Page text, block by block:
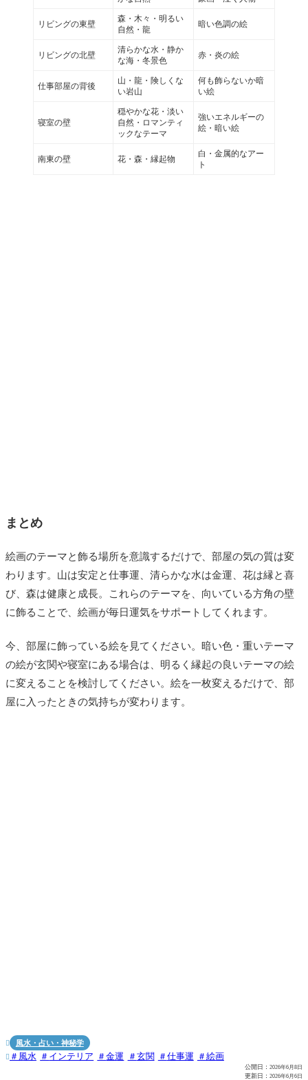
リビングの東壁
森・木々・明るい
自然・龍
暗い色調の絵
リビングの北壁
清らかな水・静か
な海・冬景色
赤・炎の絵
仕事部屋の背後
山・龍・険しくな
い岩山
何も飾らないか暗
い絵
寝室の壁
穏やかな花・淡い
自然・ロマンティ
ックなテーマ
強いエネルギーの
絵・暗い絵
南東の壁 花・森・縁起物
白・金属的なアー
ト
まとめ
絵画のテーマと飾る場所を意識するだけで、部屋の気の質は変
わります。山は安定と仕事運、清らかな水は金運、花は縁と喜
び、森は健康と成長。これらのテーマを、向いている方角の壁
に飾ることで、絵画が毎日運気をサポートしてくれます。
今、部屋に飾っている絵を見てください。暗い色・重いテーマ
の絵が玄関や寝室にある場合は、明るく縁起の良いテーマの絵
に変えることを検討してください。絵を一枚変えるだけで、部
屋に入ったときの気持ちが変わります。
 風水・占い・神秘学
 風水 インテリア 金運 玄関 仕事運 絵画
公開日： 2026年6月8日
更新日： 2026年6月6日